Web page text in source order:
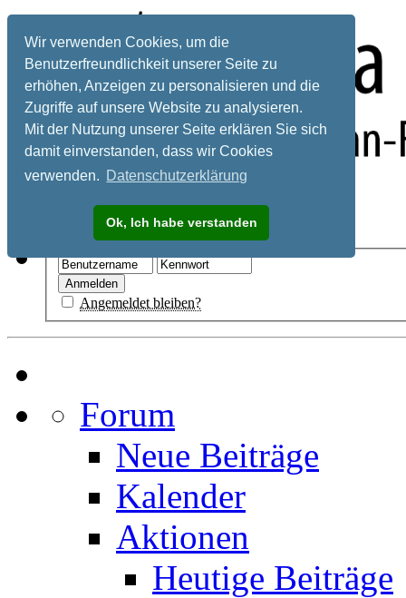
Wir verwenden Cookies, um die
Benutzerfreundlichkeit unserer Seite zu
erhöhen, Anzeigen zu personalisieren und die
Zugriffe auf unsere Website zu analysieren.
Mit der Nutzung unserer Seite erklären Sie sich
damit einverstanden, dass wir Cookies
verwenden. Datenschutzerklärung
Ok, Ich habe verstanden
Registrieren
Angemeldet bleiben?
Forum
Neue Beiträge
Kalender
Aktionen
Heutige Beiträge